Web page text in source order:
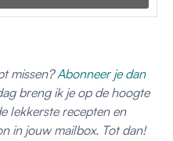
missen?Abonneer je dan
breng ik je op de hoogte
lekkerste recepten en
in jouw mailbox. Tot dan!